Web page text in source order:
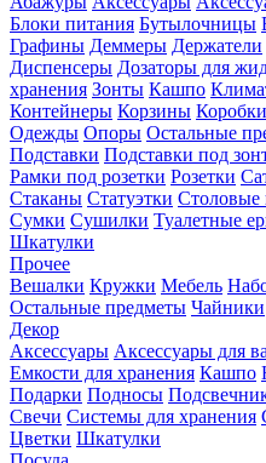
Блоки питания Бутылочницы
Графины Деммеры Держатели
Диспенсеры Дозаторы для
хранения Зонты Кашпо
Контейнеры Корзины Коробки
Одежды Опоры Остальные
Подставки Подставки под
Рамки под розетки Розетки
Стаканы Статуэтки Столовые
Сумки Сушилки Туалетные
Шкатулки
Прочее
Вешалки Кружки Мебель
Остальные предметы Чайники
Декор
Аксессуары Аксессуары для
Емкости для хранения Кашпо
Подарки Подносы
Свечи Системы для хранения
Цветки Шкатулки